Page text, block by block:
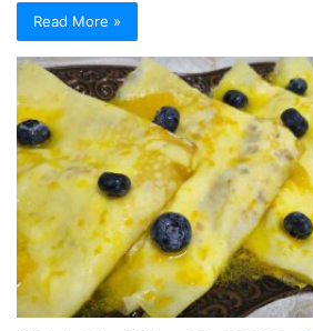
Read More »